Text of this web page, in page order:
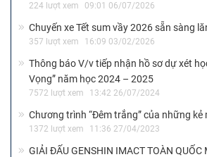
224 lượt xem 09:01 06/07/2026
Chuyến xe Tết sum vầy 2026 sẵn sàng
357 lượt xem 16:09 03/02/2026
Thông báo V/v tiếp nhận hồ sơ dự xét
Vọng” năm học 2024 – 2025
7572 lượt xem 13:42 26/07/2024
Chương trình “Đêm trắng” của những kẻ
1372 lượt xem 11:36 27/04/2023
GIẢI ĐẤU GENSHIN IMACT TOÀN QUỐC